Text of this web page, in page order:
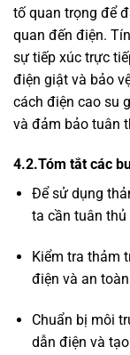
tố quan trọng để
quan đến điện.
sự tiếp xúc trực
điện giật và bảo
cách điện cao su
và đảm bảo tuân
4.2.Tóm tắt các
Để sử dụng
ta cần tuân
Kiểm tra thảm
điện và an
Chuẩn bị môi
dẫn điện và